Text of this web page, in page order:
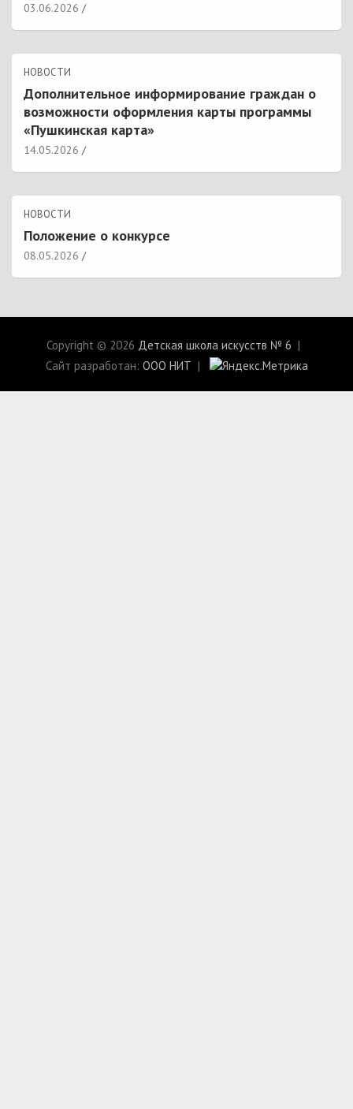
03.06.2026
НОВОСТИ
Дополнительное информирование граждан о
возможности оформления карты программы
«Пушкинская карта»
14.05.2026
НОВОСТИ
Положение о конкурсе
08.05.2026
Copyright © 2026 Детская школа искусств № 6
Сайт разработан: ООО НИТ